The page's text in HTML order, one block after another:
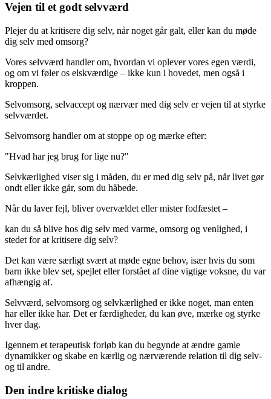
Vejen til et godt selvværd
Plejer du at kritisere dig selv, når noget går galt, eller kan du møde
dig selv med omsorg?
Vores selvværd handler om, hvordan vi oplever vores egen værdi,
og om vi føler os elskværdige – ikke kun i hovedet, men også i
kroppen.
Selvomsorg, selvaccept og nærvær med dig selv er vejen til at styrke
selvværdet.
Selvomsorg handler om at stoppe op og mærke efter:
"Hvad har jeg brug for lige nu?"
Selvkærlighed viser sig i måden, du er med dig selv på, når livet gør
ondt eller ikke går, som du håbede.
Når du laver fejl, bliver overvældet eller mister fodfæstet –
kan du så blive hos dig selv med varme, omsorg og venlighed, i
stedet for at kritisere dig selv?
Det kan være særligt svært at møde egne behov, især hvis du som
barn ikke blev set, spejlet eller forstået af dine vigtige voksne, du var
afhængig af.
Selvværd, selvomsorg og selvkærlighed er ikke noget, man enten
har eller ikke har. Det er færdigheder, du kan øve, mærke og styrke
hver dag.
Igennem et terapeutisk forløb kan du begynde at ændre gamle
dynamikker og skabe en kærlig og nærværende relation til dig selv-
og til andre.
Den indre kritiske dialog